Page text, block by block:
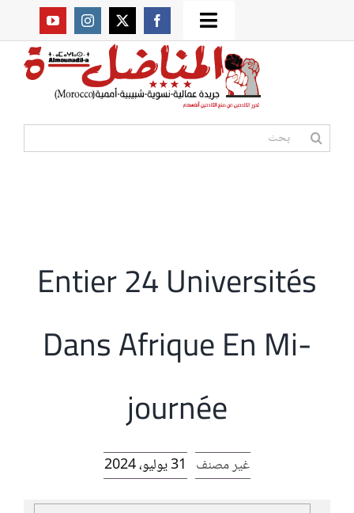
to
Toggle
Navigation
من نحن؟
مقالات
افتتاحية موقع المناضل-ة
البحث
Entier 24 Universités
Dans Afrique En Mi-
journée
غير مصنف 31 يوليو، 2024